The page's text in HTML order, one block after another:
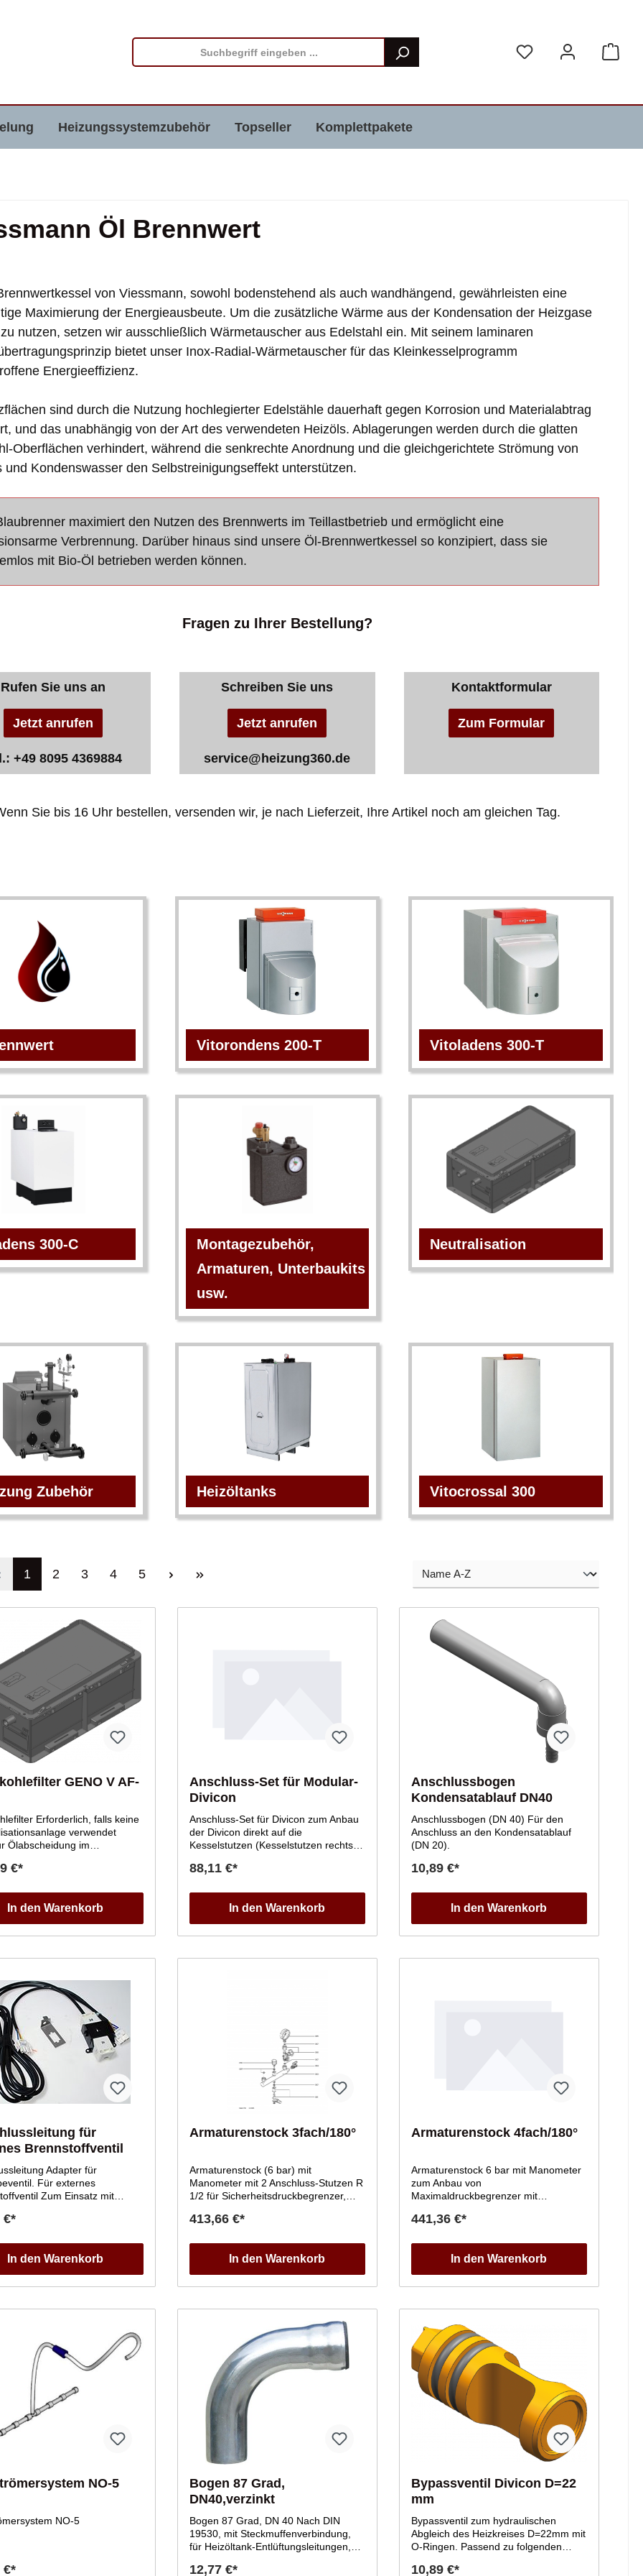
Heizungssystemzubehör Topseller Komplettpakete
Öl Brennwert
von Viessmann, sowohl bodenstehend als auch wandhängend, gewährleisten eine
Maximierung der Energieausbeute. Um die zusätzliche Wärme aus der Kondensation der Heizgase
nutzen, setzen wir ausschließlich Wärmetauscher aus Edelstahl ein. Mit seinem laminaren
bietet unser Inox-Radial-Wärmetauscher für das Kleinkesselprogramm
Energieeffizienz.
sind durch die Nutzung hochlegierter Edelstähle dauerhaft gegen Korrosion und Materialabtrag
und das unabhängig von der Art des verwendeten Heizöls. Ablagerungen werden durch die glatten
Oberflächen verhindert, während die senkrechte Anordnung und die gleichgerichtete Strömung von
und Kondenswasser den Selbstreinigungseffekt unterstützen.
maximiert den Nutzen des Brennwerts im Teillastbetrieb und ermöglicht eine
Verbrennung. Darüber hinaus sind unsere Öl-Brennwertkessel so konzipiert, dass sie
mit Bio-Öl betrieben werden können.
Fragen zu Ihrer Bestellung?
Rufen Sie uns an
Jetzt anrufen
+49 8095 4369884
Schreiben Sie uns
Jetzt anrufen
service@heizung360.de
Kontaktformular
Zum Formular
Sie bis 16 Uhr bestellen, versenden wir, je nach Lieferzeit, Ihre Artikel noch am gleichen Tag.
Vitorondens 200-T Vitoladens 300-T
300-C
Montagezubehör,
Armaturen, Unterbaukits
usw.
Neutralisation
Zubehör Heizöltanks Vitocrossal 300
1 2 3 4 5
GENO V AF-
Erforderlich, falls keine
verwendet
Ölabscheidung im
zum Anschluss
€*
In den Warenkorb
Anschluss-Set für Modular-
Divicon
Anschluss-Set für Divicon zum Anbau
der Divicon direkt auf die
Kesselstutzen (Kesselstutzen rechts,
Verbindungsstücke mit Innengewinde
88,11 €*
In den Warenkorb
Anschlussbogen
Kondensatablauf DN40
Anschlussbogen (DN 40) Für den
Anschluss an den Kondensatablauf
(DN 20).
10,89 €*
In den Warenkorb
für
Brennstoffventil
Adapter für
Für externes
Zum Einsatz mit
€*
In den Warenkorb
Armaturenstock 3fach/180°
Armaturenstock (6 bar) mit
Manometer mit 2 Anschluss-Stutzen R
1/2 für Sicherheitsdruckbegrenzer,
Durchgangsabsperrventil und
413,66 €*
In den Warenkorb
Armaturenstock 4fach/180°
Armaturenstock 6 bar mit Manometer
zum Anbau von
Maximaldruckbegrenzer mit
Sicherheitsdruckbegrenzer.
441,36 €*
In den Warenkorb
NO-5
NO-5
€*
Bogen 87 Grad,
DN40,verzinkt
Bogen 87 Grad, DN 40 Nach DIN
19530, mit Steckmuffenverbindung,
für Heizöltank-Entlüftungsleitungen,
1 Stück
12,77 €*
Bypassventil Divicon D=22
mm
Bypassventil zum hydraulischen
Abgleich des Heizkreises D=22mm mit
O-Ringen. Passend zu folgenden
7115903 7172911 7172912 7465463
10,89 €*